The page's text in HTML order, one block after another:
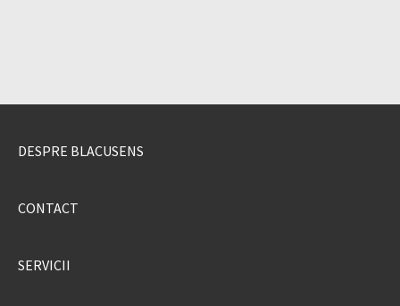
DESPRE BLACUSENS
CONTACT
SERVICII